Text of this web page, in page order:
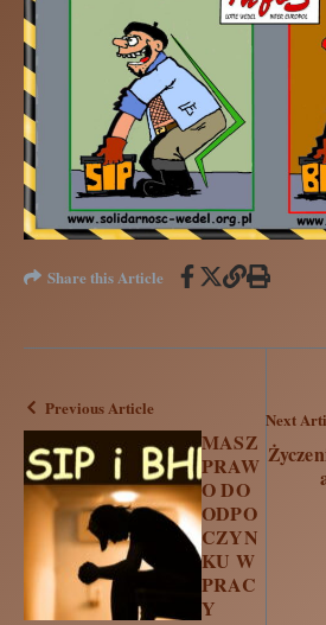
Share this Article
Previous Article
MASZ
PRAW
O DO
ODPO
CZYN
KU W
PRAC
Y
Next